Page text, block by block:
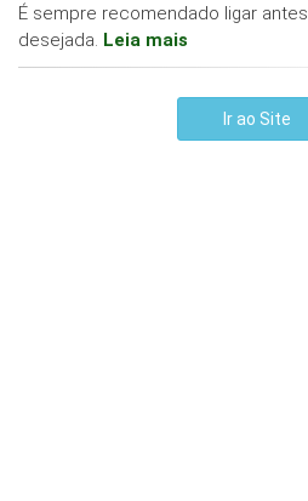
É sempre recomendado ligar
desejada. Leia mais
Ir ao Site